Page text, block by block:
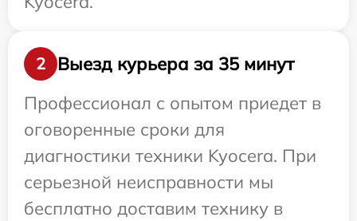
2
Выезд курьера за 35 минут
Профессионал с опытом приедет в
оговоренные сроки для
диагностики техники Kyocera. При
серьезной неисправности мы
бесплатно доставим технику в